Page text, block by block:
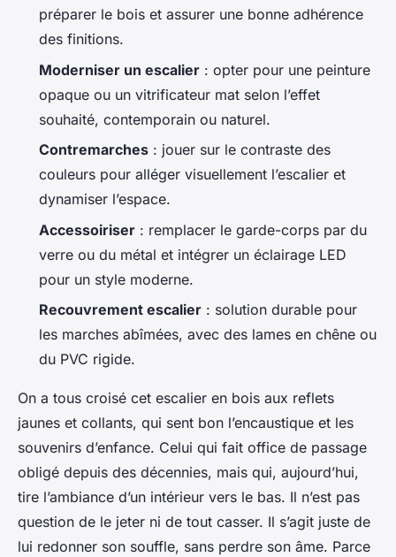
préparer le bois et assurer une bonne adhérence
des finitions.
Moderniser un escalier : opter pour une peinture
opaque ou un vitrificateur mat selon l’effet
souhaité, contemporain ou naturel.
Contremarches : jouer sur le contraste des
couleurs pour alléger visuellement l’escalier et
dynamiser l’espace.
Accessoiriser : remplacer le garde-corps par du
verre ou du métal et intégrer un éclairage LED
pour un style moderne.
Recouvrement escalier : solution durable pour
les marches abîmées, avec des lames en chêne ou
du PVC rigide.
On a tous croisé cet escalier en bois aux reflets
jaunes et collants, qui sent bon l’encaustique et les
souvenirs d’enfance. Celui qui fait office de passage
obligé depuis des décennies, mais qui, aujourd’hui,
tire l’ambiance d’un intérieur vers le bas. Il n’est pas
question de le jeter ni de tout casser. Il s’agit juste de
lui redonner son souffle, sans perdre son âme. Parce